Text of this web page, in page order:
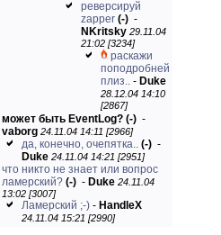
реверсируй
zapper (-) -
NKritsky 29.11.04
21:02 [3234]
раскажи
поподробней
плиз.. - Duke
28.12.04 14:10
[2867]
может быть EventLog? (-) -
vaborg 24.11.04 14:11 [2966]
да, конечно, очепятка.. (-) -
Duke 24.11.04 14:21 [2951]
что никто не знает или вопрос
ламерский? (-) - Duke 24.11.04
13:02 [3007]
Ламерский ;-) - HandleX
24.11.04 15:21 [2990]